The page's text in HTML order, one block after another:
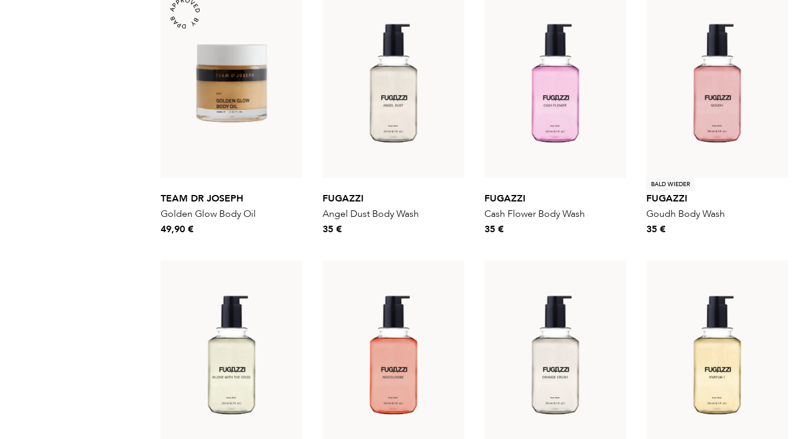
TEAM DR JOSEPH
Golden Glow Body Oil
49,90 €
FUGAZZI
Angel Dust Body Wash
35 €
FUGAZZI
Cash Flower Body Wash
35 €
BALD WIEDER
FUGAZZI
Goudh Body Wash
35 €